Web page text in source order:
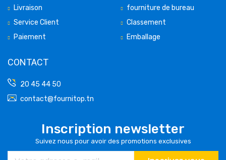
Livraison
Service Client
Paiement
fourniture de bureau
Classement
Emballage
CONTACT
20 45 44 50
contact@fournitop.tn
Inscription newsletter
Suivez nous pour avoir des promotions exclusives